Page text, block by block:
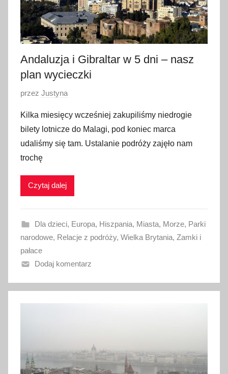
a
2
0
Andaluzja i Gibraltar w 5 dni – nasz
plan wycieczki
O
u
b
l
i
w
n
o
3
k
i
e
2
przez Justyna
Kilka miesięcy wcześniej zakupiliśmy niedrogie
bilety lotnicze do Malagi, pod koniec marca
udaliśmy się tam. Ustalanie podróży zajęło nam
trochę
Czytaj dalej
Dla dzieci, Europa, Hiszpania, Miasta, Morze, Parki
narodowe, Relacje z podróży, Wielka Brytania, Zamki i
pałace
Dodaj komentarz